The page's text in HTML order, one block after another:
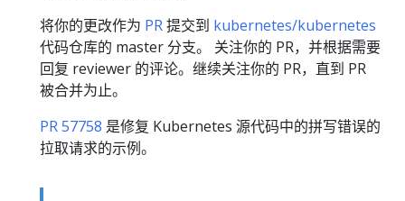
将你的更改作为 PR提交到 kubernetes/kubernetes
代码仓库的 master 分支。 关注你的 PR，并根据需要
回复 reviewer 的评论。继续关注你的 PR，直到 PR
被合并为止。
PR 57758 是修复 Kubernetes 源代码中的拼写错误的
拉取请求的示例。